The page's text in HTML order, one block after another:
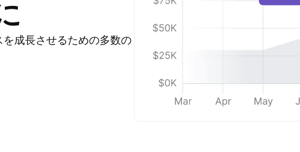
成長させるための多数の